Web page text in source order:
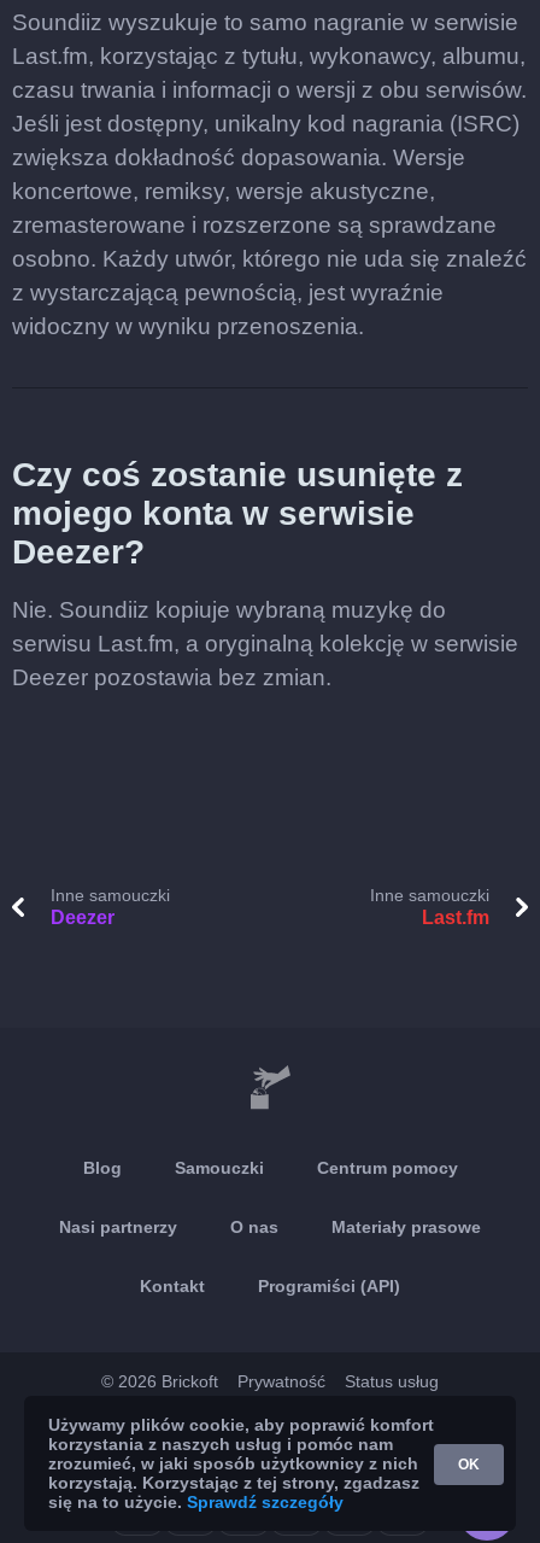
Soundiiz wyszukuje to samo nagranie w serwisie
Last.fm, korzystając z tytułu, wykonawcy, albumu,
czasu trwania i informacji o wersji z obu serwisów.
Jeśli jest dostępny, unikalny kod nagrania (ISRC)
zwiększa dokładność dopasowania. Wersje
koncertowe, remiksy, wersje akustyczne,
zremasterowane i rozszerzone są sprawdzane
osobno. Każdy utwór, którego nie uda się znaleźć
z wystarczającą pewnością, jest wyraźnie
widoczny w wyniku przenoszenia.
Czy coś zostanie usunięte z
mojego konta w serwisie
Deezer?
Nie. Soundiiz kopiuje wybraną muzykę do
serwisu Last.fm, a oryginalną kolekcję w serwisie
Deezer pozostawia bez zmian.
Inne samouczki
Deezer
Inne samouczki
Last.fm
Blog Samouczki Centrum pomocy
Nasi partnerzy O nas Materiały prasowe
Kontakt Programiści (API)
© 2026 Brickoft Prywatność Status usług
App Store Google Play
Używamy plików cookie, aby poprawić komfort
korzystania z naszych usług i pomóc nam
zrozumieć, w jaki sposób użytkownicy z nich
korzystają. Korzystając z tej strony, zgadzasz
się na to użycie. Sprawdź szczegóły
OK